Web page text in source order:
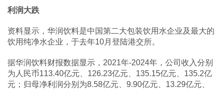
利润大跌
资料显示，华润饮料是中国第二大包装饮用水企业及最大的
饮用纯净水企业，于去年10月登陆港交所。
据华润饮料财报数据显示，2021年-2024年，公司收入分别
为人民币113.40亿元、126.23亿元、135.15亿元、135.2亿
元；归母净利润分别为8.58亿元、9.90亿元、13.29亿元、